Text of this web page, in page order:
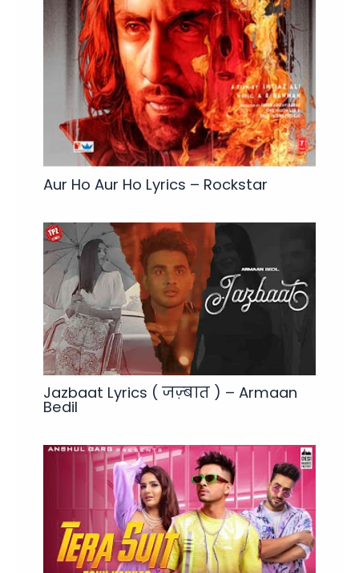
Aur Ho Aur Ho Lyrics – Rockstar
Jazbaat Lyrics ( जज़्बात ) – Armaan
Bedil